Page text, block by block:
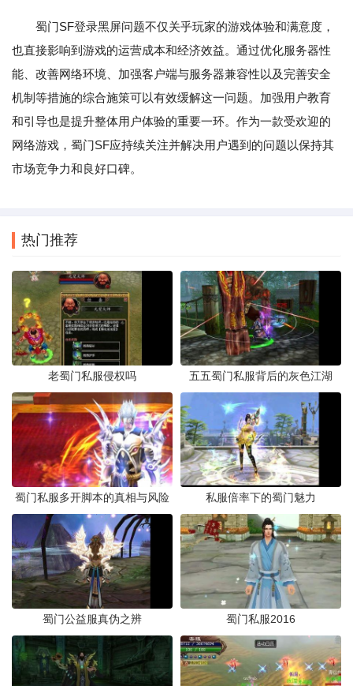
蜀门SF登录黑屏问题不仅关乎玩家的游戏体验和满意度，
也直接影响到游戏的运营成本和经济效益。通过优化服务器性
能、改善网络环境、加强客户端与服务器兼容性以及完善安全
机制等措施的综合施策可以有效缓解这一问题。加强用户教育
和引导也是提升整体用户体验的重要一环。作为一款受欢迎的
网络游戏，蜀门SF应持续关注并解决用户遇到的问题以保持其
市场竞争力和良好口碑。
热门推荐
老蜀门私服侵权吗 五五蜀门私服背后的灰色江湖
蜀门私服多开脚本的真相与风险 私服倍率下的蜀门魅力
蜀门公益服真伪之辨 蜀门私服2016